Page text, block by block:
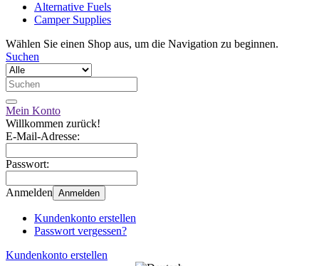
Alternative Fuels
Camper Supplies
Wählen Sie einen Shop aus, um die Navigation zu beginnen.
Suchen
Mein Konto
Willkommen zurück!
E-Mail-Adresse:
Passwort:
Anmelden Anmelden
Kundenkonto erstellen
Passwort vergessen?
Kundenkonto erstellen